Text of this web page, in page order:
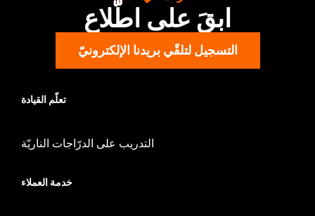
ابقَ على اطّلاع
التسجيل لتلقّي بريدنا الإلكترونيّ
تعلّم القيادة
التدريب على الدرّاجات الناريّة
خدمة العملاء